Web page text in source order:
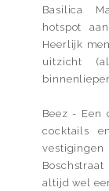
Basilica
hotspot
Heerlijk
uitzicht
Beez - Een
cocktails
altijd wel